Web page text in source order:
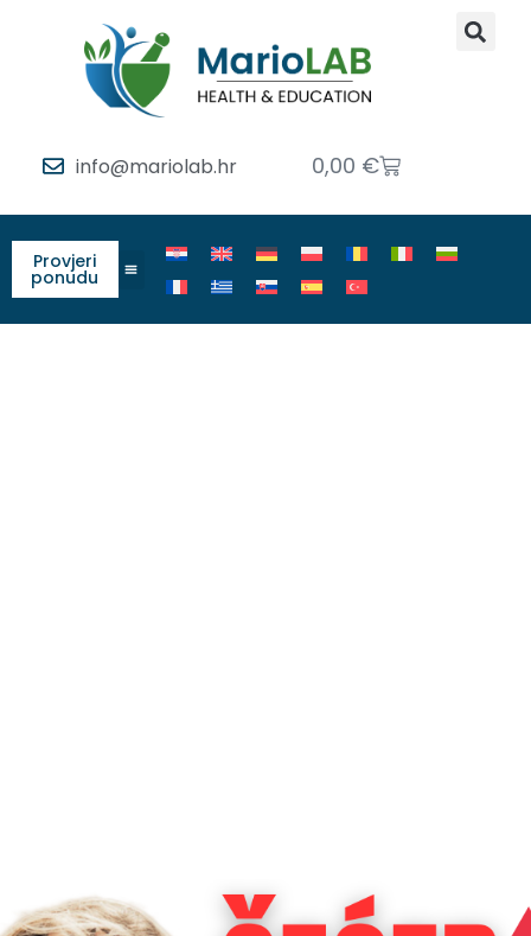
info@mariolab.hr 0,00 €
Provjeri
ponudu